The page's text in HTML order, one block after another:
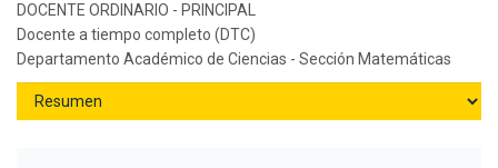
DOCENTE ORDINARIO - PRINCIPAL
Docente a tiempo completo (DTC)
Departamento Académico de Ciencias - Sección Matemáticas